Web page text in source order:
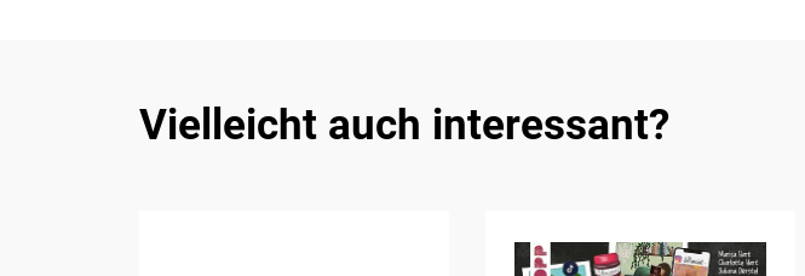
Vielleicht auch interessant?